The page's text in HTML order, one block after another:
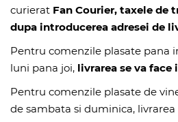
curierat Fan Courier, taxele de
dupa introducerea adresei de
Pentru comenzile plasate pana
luni pana joi, livrarea se va face
Pentru comenzile plasate de
de sambata si duminica, livrarea